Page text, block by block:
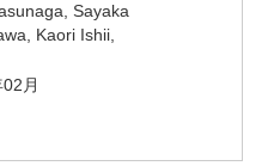
Sayaka
Kaori Ishii,
月